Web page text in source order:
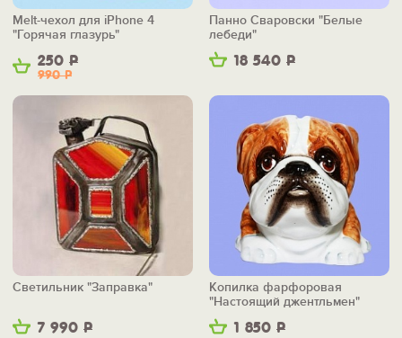
250 Р
990Р
Melt-чехол для iPhone 4
"Горячая глазурь"
18 540 Р
Панно Сваровски "Белые
лебеди"
7 990 Р
Светильник "Заправка"
1 850 Р
Копилка фарфоровая
"Настоящий джентльмен"